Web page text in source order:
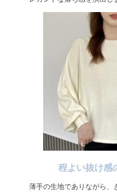
程よい抜け感
薄手の生地でありながら、